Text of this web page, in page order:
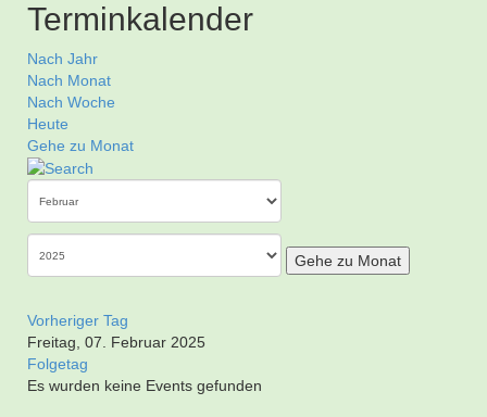
Terminkalender
Nach Jahr
Nach Monat
Nach Woche
Heute
Gehe zu Monat
Gehe zu Monat
Vorheriger Tag
Freitag, 07. Februar 2025
Folgetag
Es wurden keine Events gefunden